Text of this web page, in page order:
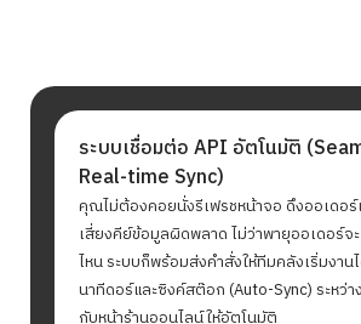
ระบบเชื่อมต่อ API อัตโนมัติ
Real-time Sync)
คุณไม่ต้องคอยนั่งรีเฟรชหน้าจอ ดึงออเดอร์
เสี่ยงคีย์ข้อมูลผิดพลาด ไม่ว่าพายุออเดอร์จ
ไหน ระบบก็พร้อมส่งคำสั่งให้ทีมคลังเริ่มงาน
นาทีดอร์และซิงค์สต๊อก (Auto-Sync) ระหว่
กับหน้าร้านออนไลน์ให้อัตโนมัติ